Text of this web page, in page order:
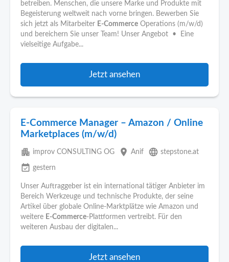
betreiben. Menschen, die unsere Marke und Produkte mit
Begeisterung weltweit nach vorne bringen. Bewerben Sie
sich jetzt als Mitarbeiter E-Commerce Operations (m/w/d)
und bereichern Sie unser Team! Unser Angebot • Eine
vielseitige Aufgabe...
Jetzt ansehen
E-Commerce Manager – Amazon / Online
Marketplaces (m/w/d)
apartment improv CONSULTING OG place Anif language stepstone.at
event_available gestern
Unser Auftraggeber ist ein international tätiger Anbieter im
Bereich Werkzeuge und technische Produkte, der seine
Artikel über globale Online-Marktplätze wie Amazon und
weitere E-Commerce-Plattformen vertreibt. Für den
weiteren Ausbau der digitalen...
Jetzt ansehen